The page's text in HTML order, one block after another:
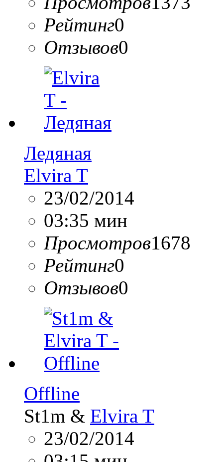
Рейтинг0
Отзывов0
Ледяная
Elvira T
23/02/2014
03:35 мин
Просмотров1678
Рейтинг0
Отзывов0
Offline
St1m & Elvira T
23/02/2014